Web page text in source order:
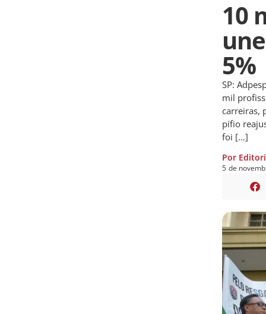
10
5%
SP:
mil
carreiras,
pífio
foi […]
Por
5 de